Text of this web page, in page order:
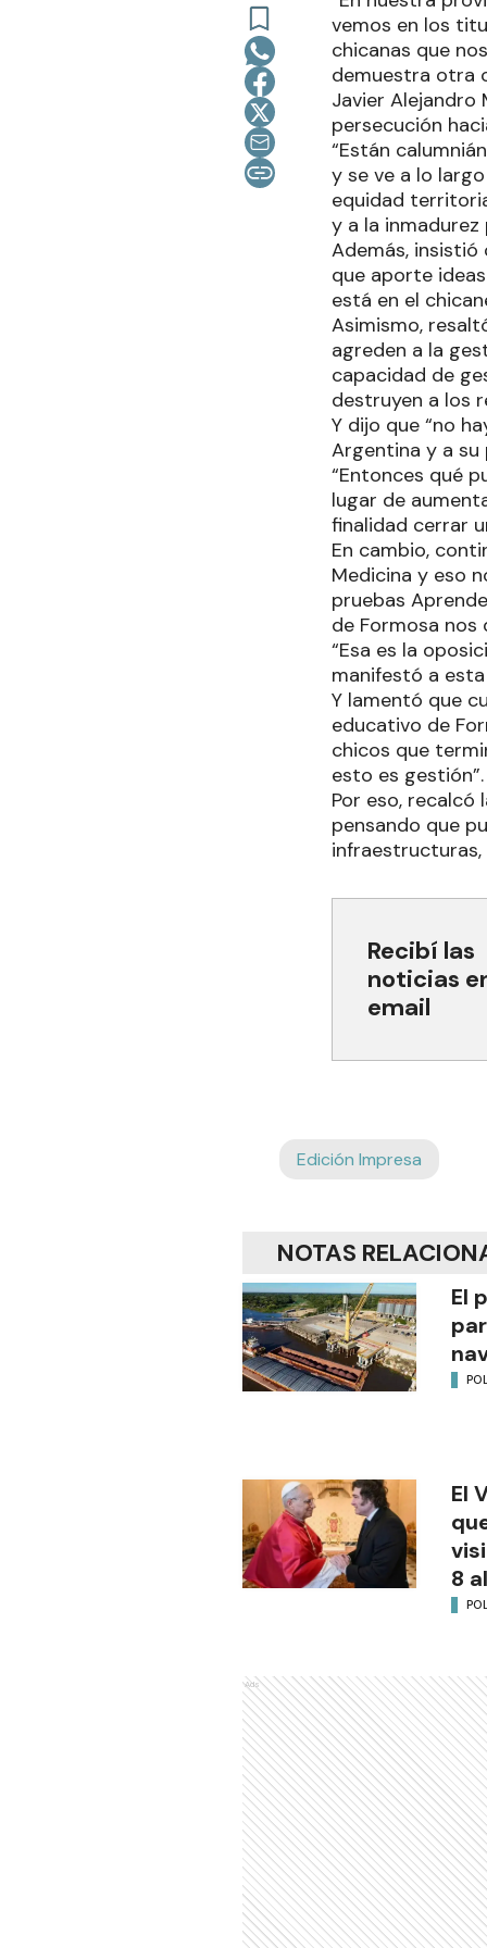
vemos en los
chicanas que
demuestra otra
Javier Alejandro
persecución
“Están
y se ve a lo
equidad
y a la inmadurez
Además,
que aporte
está en el
Asimismo,
agreden a la
capacidad de
destruyen a los
Y dijo que “no
Argentina y a
“Entonces qué
lugar de
finalidad cerrar
En cambio,
Medicina y eso
pruebas
de Formosa nos
“Esa es la
manifestó a
Y lamentó que
educativo de
chicos que
esto es gestión”.
Por eso,
pensando que
infraestructuras,
Recibí las
noticias
email
Edición Impresa
NOTAS
El
El
8
Ads